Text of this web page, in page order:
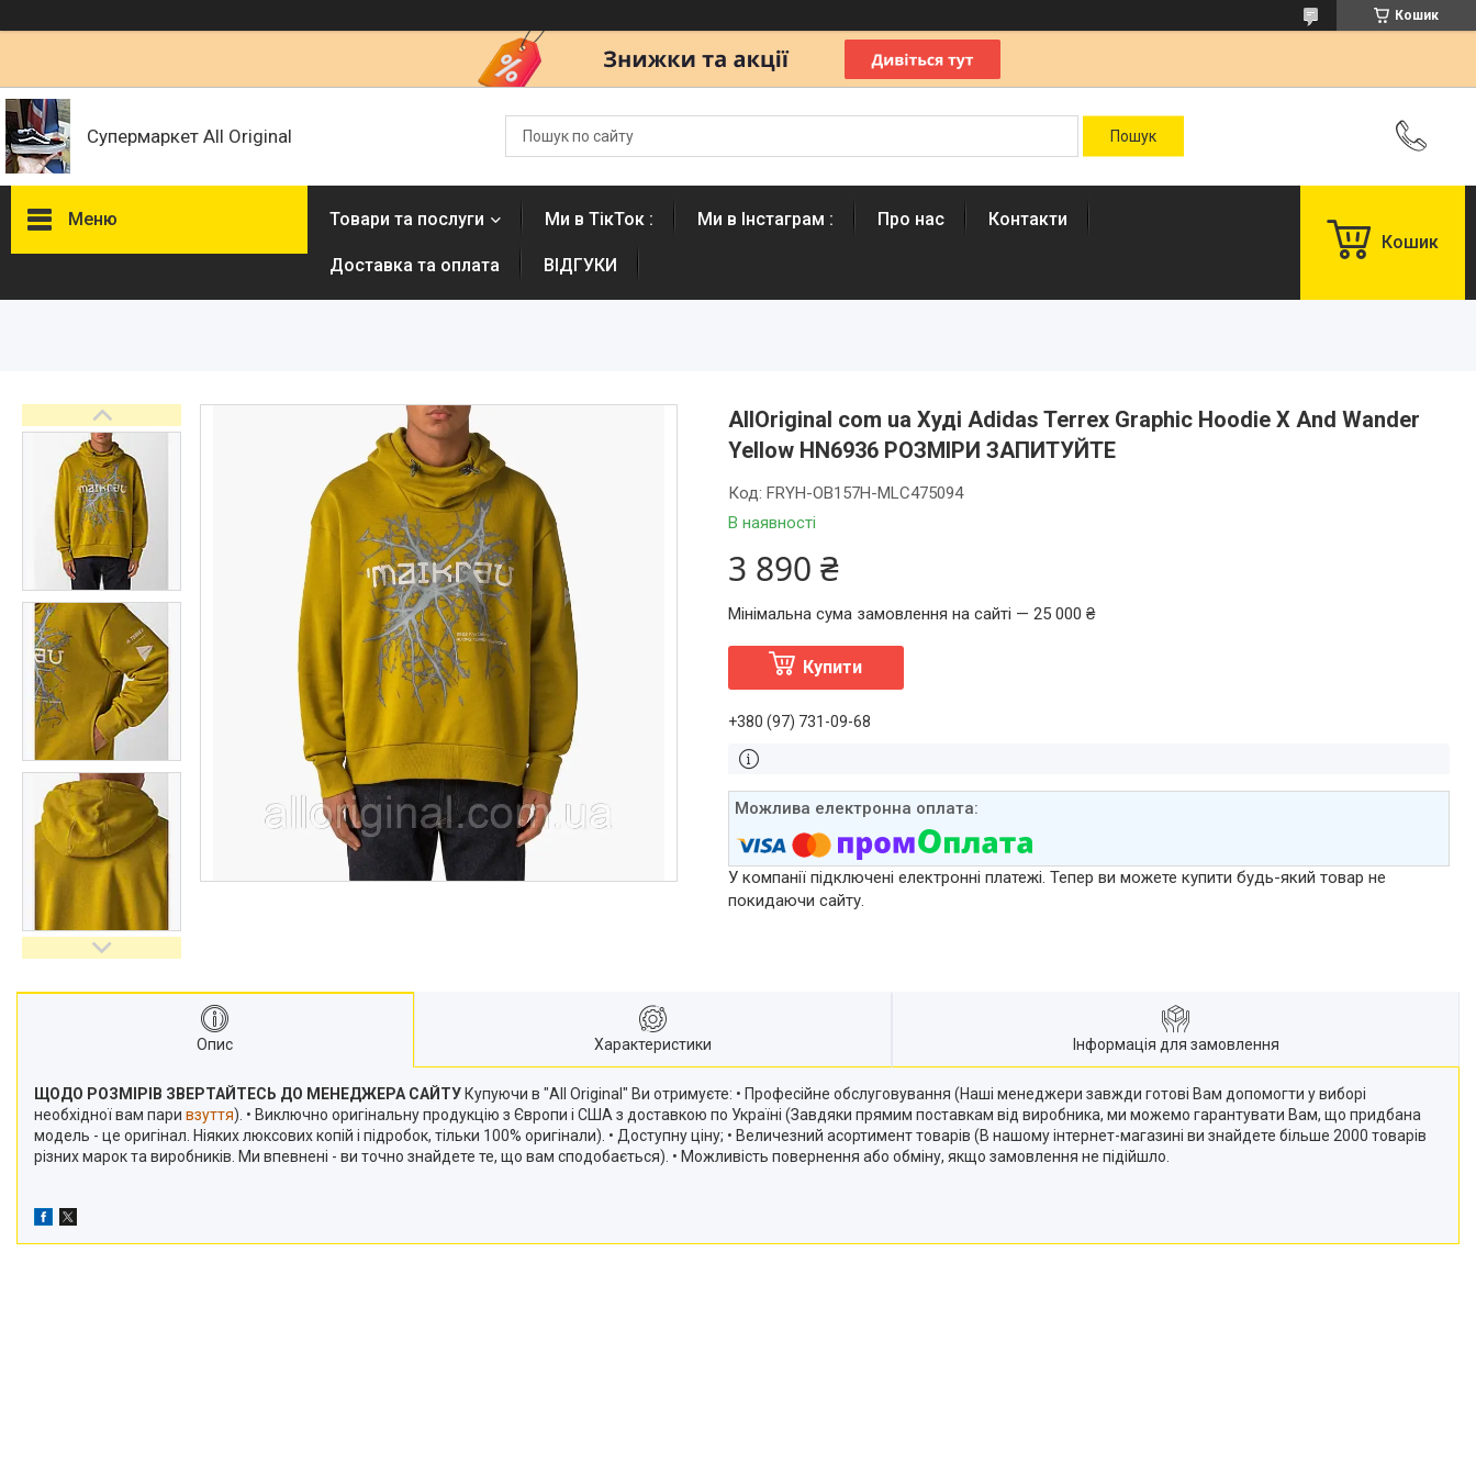
Кошик
Супермаркет All Original
Меню Товари та послуги Ми в ТікТок : Ми в Інстаграм : Про нас Контакти
Доставка та оплата ВІДГУКИ
Кошик
AllOriginal com ua Худі Adidas Terrex Graphic Hoodie X And Wander
Yellow HN6936 РОЗМІРИ ЗАПИТУЙТЕ
В наявності
Код: FRYH-OB157H-MLC475094
3 890 ₴
Мінімальна сума замовлення на сайті — 25 000 ₴
Купити
+380 (97) 731-09-68
У компанії підключені електронні платежі. Тепер ви можете купити будь-який товар не
покидаючи сайту.
Опис Характеристики Інформація для замовлення
ЩОДО РОЗМІРІВ ЗВЕРТАЙТЕСЬ ДО МЕНЕДЖЕРА САЙТУ Купуючи в "All Original" Ви отримуєте: • Професійне обслуговування (Наші менеджери завжди готові Вам допомогти у виборі
необхідної вам пари взуття). • Виключно оригінальну продукцію з Європи і США з доставкою по Україні (Завдяки прямим поставкам від виробника, ми можемо гарантувати Вам, що придбана
модель - це оригінал. Ніяких люксових копій і підробок, тільки 100% оригінали). • Доступну ціну; • Величезний асортимент товарів (В нашому інтернет-магазині ви знайдете більше 2000 товарів
різних марок та виробників. Ми впевнені - ви точно знайдете те, що вам сподобається). • Можливість повернення або обміну, якщо замовлення не підійшло.